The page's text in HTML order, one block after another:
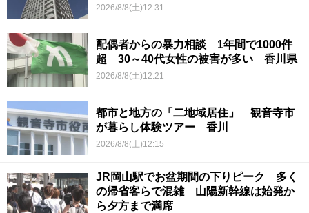
2026/8/8(土)12:31
配偶者からの暴力相談 1年間で1000件
超 30～40代女性の被害が多い 香川県
2026/8/8(土)12:21
都市と地方の「二地域居住」 観音寺市
が暮らし体験ツアー 香川
2026/8/8(土)12:15
JR岡山駅でお盆期間の下りピーク 多く
の帰省客らで混雑 山陽新幹線は始発か
ら夕方まで満席